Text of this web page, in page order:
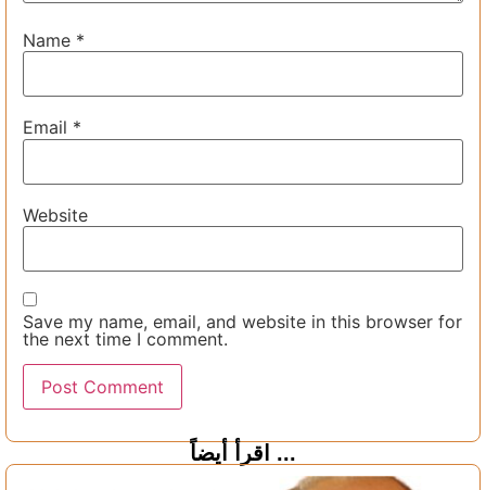
Name *
Email *
Website
Save my name, email, and website in this browser for
the next time I comment.
اقرأ أيضاً ...